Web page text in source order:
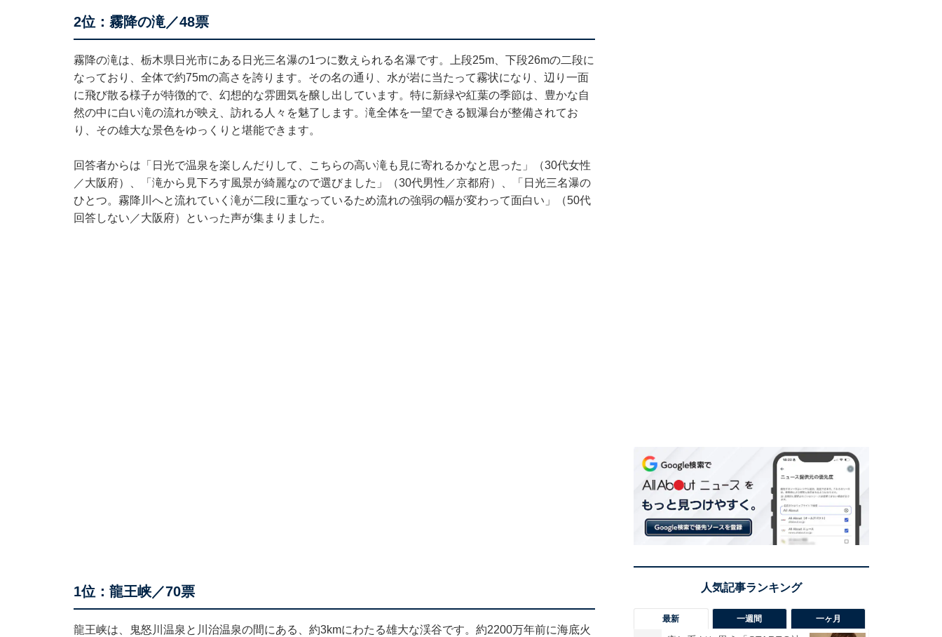
2位：霧降の滝／48票
霧降の滝は、栃木県日光市にある日光三名瀑の1つに数えられる名瀑です。上段25m、下段26mの二段に
なっており、全体で約75mの高さを誇ります。その名の通り、水が岩に当たって霧状になり、辺り一面
に飛び散る様子が特徴的で、幻想的な雰囲気を醸し出しています。特に新緑や紅葉の季節は、豊かな自
然の中に白い滝の流れが映え、訪れる人々を魅了します。滝全体を一望できる観瀑台が整備されてお
り、その雄大な景色をゆっくりと堪能できます。
回答者からは「日光で温泉を楽しんだりして、こちらの高い滝も見に寄れるかなと思った」（30代女性
／大阪府）、「滝から見下ろす風景が綺麗なので選びました」（30代男性／京都府）、「日光三名瀑の
ひとつ。霧降川へと流れていく滝が二段に重なっているため流れの強弱の幅が変わって面白い」（50代
回答しない／大阪府）といった声が集まりました。
1位：龍王峡／70票
龍王峡は、鬼怒川温泉と川治温泉の間にある、約3kmにわたる雄大な渓谷です。約2200万年前に海底火
最新 一週間 一ヶ月